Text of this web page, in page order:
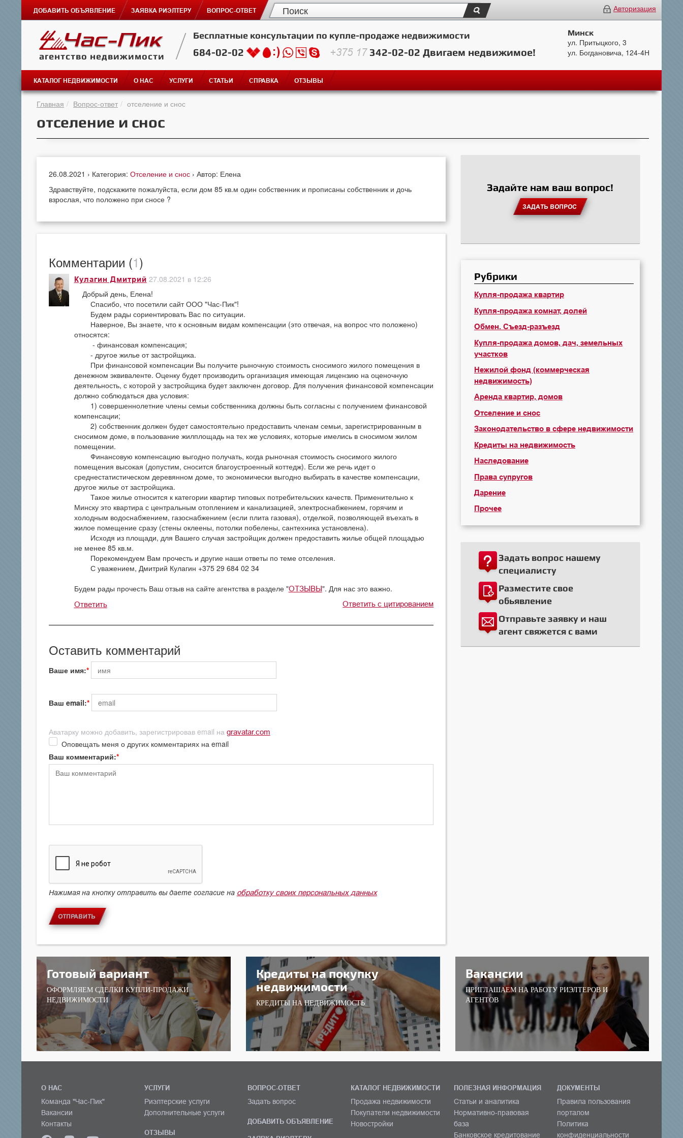
ДОБАВИТЬ ОБЪЯВЛЕНИЕ ЗАЯВКА РИЭЛТЕРУ ВОПРОС-ОТВЕТ Авторизация
агентство недвижимости
Бесплатные консультации по купле-продаже недвижимости
684-02-02 +375 17342-02-02 Двигаем недвижимое!
Минск
ул. Притыцкого, 3
ул. Богдановича, 124-4Н
КАТАЛОГ НЕДВИЖИМОСТИ О НАС УСЛУГИ СТАТЬИ СПРАВКА ОТЗЫВЫ
Главная Вопрос-ответ отселение и снос
отселение и снос
26.08.2021 › Категория: Отселение и снос › Автор: Елена
Здравствуйте, подскажите пожалуйста, если дом 85 кв.м один собственник и прописаны собственник и дочь
взрослая, что положено при сносе ?
Комментарии (1)
Кулагин Дмитрий 27.08.2021 в 12:26
Добрый день, Елена!
Спасибо, что посетили сайт ООО "Час-Пик"!
Будем рады сориентировать Вас по ситуации.
Наверное, Вы знаете, что к основным видам компенсации (это отвечая, на вопрос что положено)
относятся:
- финансовая компенсация;
- другое жилье от застройщика.
При финансовой компенсации Вы получите рыночную стоимость сносимого жилого помещения в
денежном эквиваленте. Оценку будет производить организация имеющая лицензию на оценочную
деятельность, с которой у застройщика будет заключен договор. Для получения финансовой компенсации
должно соблюдаться два условия:
1) совершеннолетние члены семьи собственника должны быть согласны с получением финансовой
компенсации;
2) собственник должен будет самостоятельно предоставить членам семьи, зарегистрированным в
сносимом доме, в пользование жилплощадь на тех же условиях, которые имелись в сносимом жилом
помещении.
Финансовую компенсацию выгодно получать, когда рыночная стоимость сносимого жилого
помещения высокая (допустим, сносится благоустроенный коттедж). Если же речь идет о
среднестатистическом деревянном доме, то экономически выгодно выбирать в качестве компенсации,
другое жилье от застройщика.
Такое жилье относится к категории квартир типовых потребительских качеств. Применительно к
Минску это квартира с центральным отоплением и канализацией, электроснабжением, горячим и
холодным водоснабжением, газоснабжением (если плита газовая), отделкой, позволяющей въехать в
жилое помещение сразу (стены оклеены, потолки побелены, сантехника установлена).
Исходя из площади, для Вашего случая застройщик должен предоставить жилье общей площадью
не менее 85 кв.м.
Порекомендуем Вам прочесть и другие наши ответы по теме отселения.
С уважением, Дмитрий Кулагин +375 29 684 02 34
Будем рады прочесть Ваш отзыв на сайте агентства в разделе "ОТЗЫВЫ". Для нас это важно.
Ответить Ответить с цитированием
Оставить комментарий
Ваше имя:
Ваш email:
Аватарку можно добавить, зарегистрировав email на gravatar.com
Оповещать меня о других комментариях на email
Ваш комментарий:
Нажимая на кнопку отправить вы даете согласие на обработку своих персональных данных
ОТПРАВИТЬ
Задайте нам ваш вопрос!
ЗАДАТЬ ВОПРОС
Рубрики
Купля-продажа квартир
Купля-продажа комнат, долей
Обмен. Съезд-разъезд
Купля-продажа домов, дач, земельных
участков
Нежилой фонд (коммерческая
недвижимость)
Аренда квартир, домов
Отселение и снос
Законодательство в сфере недвижимости
Кредиты на недвижимость
Наследование
Права супругов
Дарение
Прочее
Задать вопрос нашему
специалисту
Разместите свое
обьявление
Отправьте заявку и наш
агент свяжется с вами
Готовый вариант
ОФОРМЛЯЕМ СДЕЛКИ КУПЛИ-ПРОДАЖИ
НЕДВИЖИМОСТИ
Кредиты на покупку
недвижимости
КРЕДИТЫ НА НЕДВИЖИМОСТЬ
Вакансии
ПРИГЛАШАЕМ НА РАБОТУ РИЭЛТЕРОВ И
АГЕНТОВ
О НАС
Команда "Час-Пик"
Вакансии
Контакты
УСЛУГИ
Риэлтерские услуги
Дополнительные услуги
ОТЗЫВЫ
ВОПРОС-ОТВЕТ
Задать вопрос
ДОБАВИТЬ ОБЪЯВЛЕНИЕ
КАТАЛОГ НЕДВИЖИМОСТИ
Продажа недвижимости
Покупатели недвижимости
Новостройки
ПОЛЕЗНАЯ ИНФОРМАЦИЯ
Статьи и аналитика
Нормативно-правовая
база
Банковское кредитование
ДОКУМЕНТЫ
Правила пользования
порталом
Политика
конфиденциальности